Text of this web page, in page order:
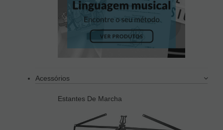
Acessórios
Estantes De Marcha